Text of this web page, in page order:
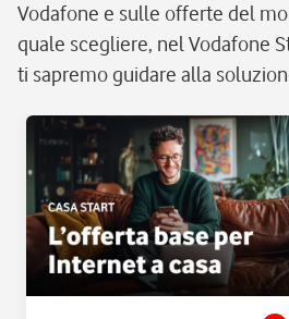
Vodafone e sulle offerte del
quale scegliere, nel Vodafone
ti sapremo guidare alla